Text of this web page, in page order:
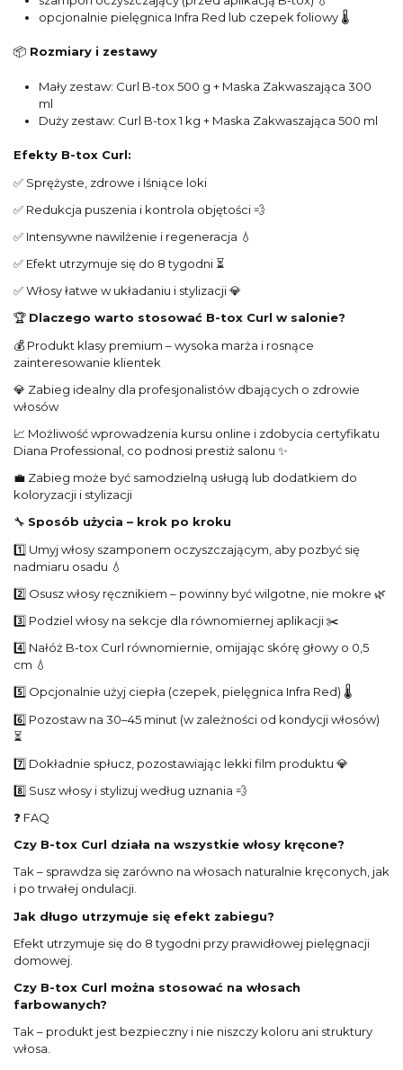
opcjonalnie pielęgnica Infra Red lub czepek foliowy 🌡️
📦 Rozmiary i zestawy
Mały zestaw: Curl B-tox 500 g + Maska Zakwaszająca 300
ml
Duży zestaw: Curl B-tox 1 kg + Maska Zakwaszająca 500 ml
Efekty B-tox Curl:
✅ Sprężyste, zdrowe i lśniące loki
✅ Redukcja puszenia i kontrola objętości 💨
✅ Intensywne nawilżenie i regeneracja 💧
✅ Efekt utrzymuje się do 8 tygodni ⏳
✅ Włosy łatwe w układaniu i stylizacji 💎
🏆 Dlaczego warto stosować B-tox Curl w salonie?
💰 Produkt klasy premium – wysoka marża i rosnące
zainteresowanie klientek
💎 Zabieg idealny dla profesjonalistów dbających o zdrowie
włosów
📈 Możliwość wprowadzenia kursu online i zdobycia certyfikatu
Diana Professional, co podnosi prestiż salonu ✨
💼 Zabieg może być samodzielną usługą lub dodatkiem do
koloryzacji i stylizacji
🔧 Sposób użycia – krok po kroku
1️⃣ Umyj włosy szamponem oczyszczającym, aby pozbyć się
nadmiaru osadu 💧
2️⃣ Osusz włosy ręcznikiem – powinny być wilgotne, nie mokre 🌿
3️⃣ Podziel włosy na sekcje dla równomiernej aplikacji ✂️
4️⃣ Nałóż B-tox Curl równomiernie, omijając skórę głowy o 0,5
cm 💧
5️⃣ Opcjonalnie użyj ciepła (czepek, pielęgnica Infra Red) 🌡️
6️⃣ Pozostaw na 30–45 minut (w zależności od kondycji włosów)
⏳
7️⃣ Dokładnie spłucz, pozostawiając lekki film produktu 💎
8️⃣ Susz włosy i stylizuj według uznania 💨
❓ FAQ
Czy B-tox Curl działa na wszystkie włosy kręcone?
Tak – sprawdza się zarówno na włosach naturalnie kręconych, jak
i po trwałej ondulacji.
Jak długo utrzymuje się efekt zabiegu?
Efekt utrzymuje się do 8 tygodni przy prawidłowej pielęgnacji
domowej.
Czy B-tox Curl można stosować na włosach
farbowanych?
Tak – produkt jest bezpieczny i nie niszczy koloru ani struktury
włosa.